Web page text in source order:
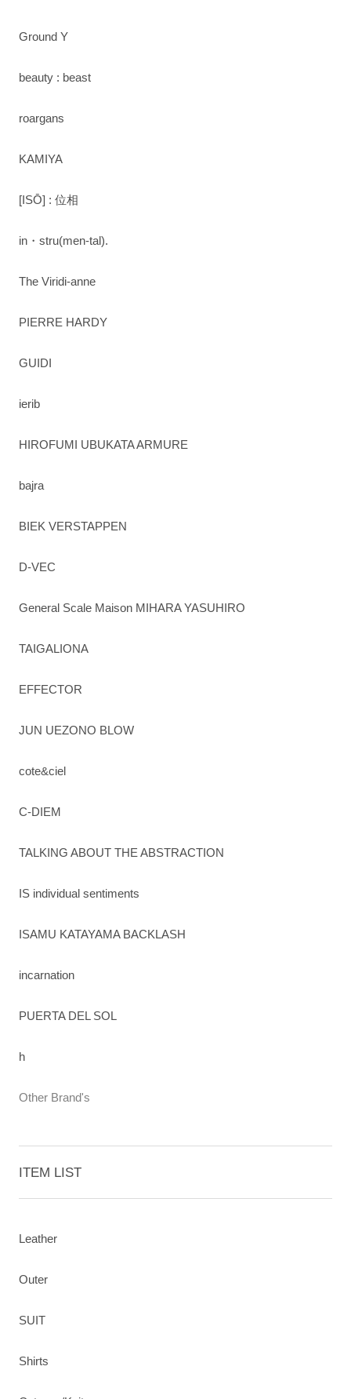
Ground Y
beauty : beast
roargans
KAMIYA
[ISŌ] : 位相
in・stru(men-tal).
The Viridi-anne
PIERRE HARDY
GUIDI
ierib
HIROFUMI UBUKATA ARMURE
bajra
BIEK VERSTAPPEN
D-VEC
General Scale Maison MIHARA YASUHIRO
TAIGALIONA
EFFECTOR
JUN UEZONO BLOW
cote&ciel
C-DIEM
TALKING ABOUT THE ABSTRACTION
IS individual sentiments
ISAMU KATAYAMA BACKLASH
incarnation
PUERTA DEL SOL
h
Other Brand's
ITEM LIST
Leather
Outer
SUIT
Shirts